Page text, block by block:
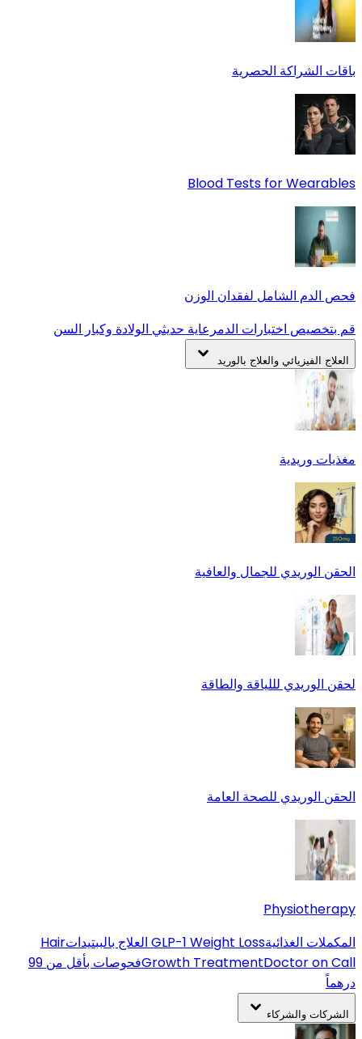
باقات الشراكة الحصرية
Blood Tests for Wearables
فحص الدم الشامل لفقدان الوزن
قم بتخصيص اختبارات الدمرعاية حديثي الولادة وكبار السن
العلاج الفيزيائي والعلاج بالوريد
مغذيات وريدية
الحقن الوريدي للجمال والعافية
لحقن الوريدي لللياقة والطاقة
الحقن الوريدي للصحة العامة
Physiotherapy
المكملات الغذائيةGLP-1 Weight Loss العلاج بالببتيداتHair
Growth TreatmentDoctor on Call
فحوصات بأقل من 99
درهماً
الشركات والشركاء